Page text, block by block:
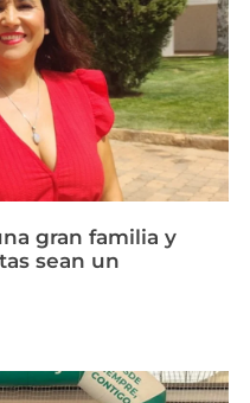
gran familia y
sean un